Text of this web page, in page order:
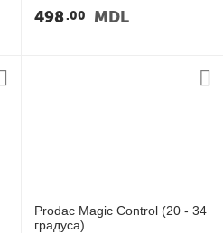
498 00 MDL
Prodac Magic Control (20 - 34
градуса)